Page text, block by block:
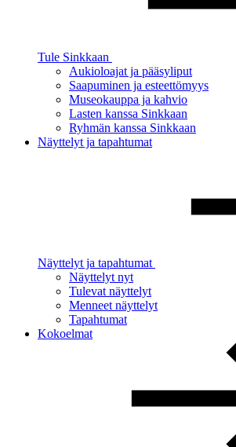
Tule Sinkkaan
Aukioloajat ja pääsyliput
Saapuminen ja esteettömyys
Museokauppa ja kahvio
Lasten kanssa Sinkkaan
Ryhmän kanssa Sinkkaan
Näyttelyt ja tapahtumat
Näyttelyt ja tapahtumat
Näyttelyt nyt
Tulevat näyttelyt
Menneet näyttelyt
Tapahtumat
Kokoelmat